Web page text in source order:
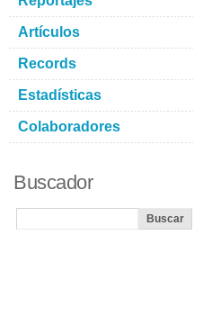
Artículos
Records
Estadísticas
Colaboradores
Buscador